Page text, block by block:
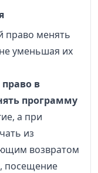
право менять
уменьшая их
в
программу
а при
из
возвратом
посещение